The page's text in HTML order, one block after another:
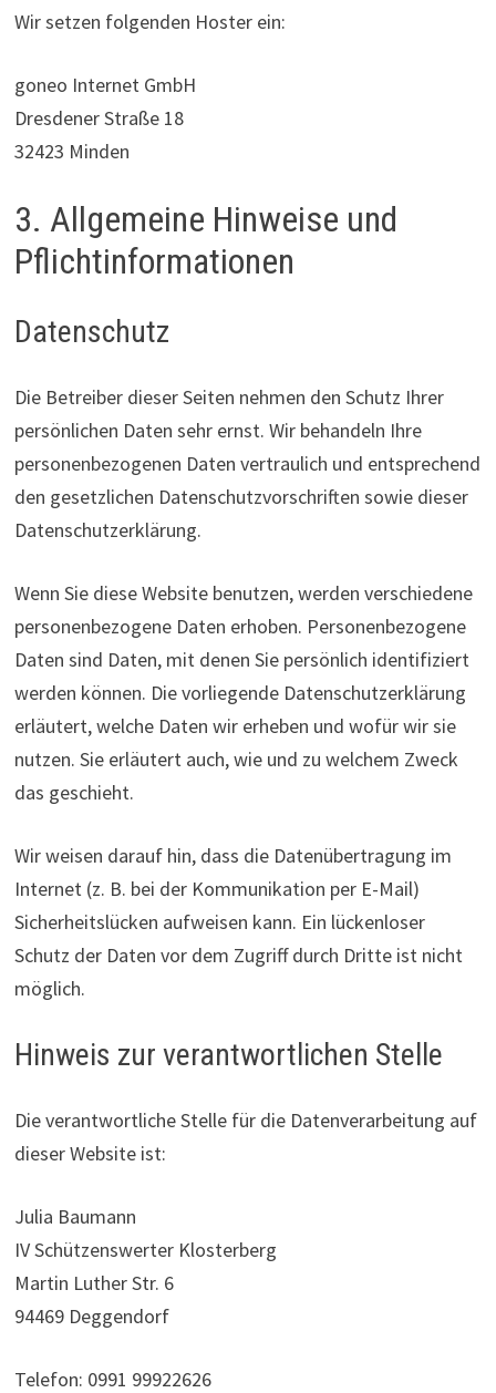
Wir setzen folgenden Hoster ein:
goneo Internet GmbH
Dresdener Straße 18
32423 Minden
3. Allgemeine Hinweise und
Pflicht­informationen
Datenschutz
Die Betreiber dieser Seiten nehmen den Schutz Ihrer
persönlichen Daten sehr ernst. Wir behandeln Ihre
personenbezogenen Daten vertraulich und entsprechend
den gesetzlichen Datenschutzvorschriften sowie dieser
Datenschutzerklärung.
Wenn Sie diese Website benutzen, werden verschiedene
personenbezogene Daten erhoben. Personenbezogene
Daten sind Daten, mit denen Sie persönlich identifiziert
werden können. Die vorliegende Datenschutzerklärung
erläutert, welche Daten wir erheben und wofür wir sie
nutzen. Sie erläutert auch, wie und zu welchem Zweck
das geschieht.
Wir weisen darauf hin, dass die Datenübertragung im
Internet (z. B. bei der Kommunikation per E-Mail)
Sicherheitslücken aufweisen kann. Ein lückenloser
Schutz der Daten vor dem Zugriff durch Dritte ist nicht
möglich.
Hinweis zur verantwortlichen Stelle
Die verantwortliche Stelle für die Datenverarbeitung auf
dieser Website ist:
Julia Baumann
IV Schützenswerter Klosterberg
Martin Luther Str. 6
94469 Deggendorf
Telefon: 0991 99922626